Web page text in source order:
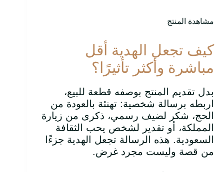
مشاهدة المنتج
كيف تجعل الهدية أقل
مباشرة وأكثر تأثيرًا؟
بدل تقديم المنتج بوصفه قطعة للبيع،
اربطه برسالة شخصية: تهنئة بالعودة من
الحج، شكر لضيف رسمي، ذكرى من زيارة
المملكة، أو تقدير لشخص يحب الثقافة
السعودية. هذه الرسالة تجعل الهدية جزءًا
من قصة وليست مجرد غرض.